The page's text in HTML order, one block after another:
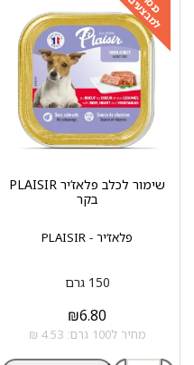
למבצעים
פלאז‘יר - PLAISIR
שימור לכלב פלאז‘יר PLAISIR
בקר
150 גרם
₪6.80
מחיר ל100 גרם: 4.53 ₪